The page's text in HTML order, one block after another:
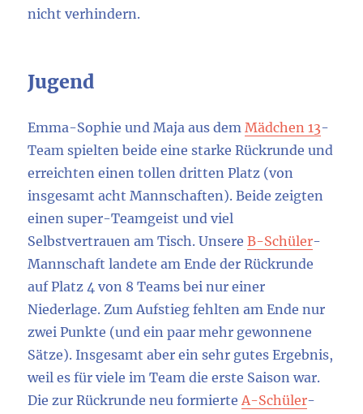
nicht verhindern.
Jugend
Emma-Sophie und Maja aus demMädchen 13-
Team spielten beide eine starke Rückrunde und
erreichten einen tollen dritten Platz (von
insgesamt acht Mannschaften). Beide zeigten
einen super-Teamgeist und viel
Selbstvertrauen am Tisch. UnsereB-Schüler-
Mannschaft landete am Ende der Rückrunde
auf Platz 4 von 8 Teams bei nur einer
Niederlage. Zum Aufstieg fehlten am Ende nur
zwei Punkte (und ein paar mehr gewonnene
Sätze). Insgesamt aber ein sehr gutes Ergebnis,
weil es für viele im Team die erste Saison war.
Die zur Rückrunde neu formierteA-Schüler-